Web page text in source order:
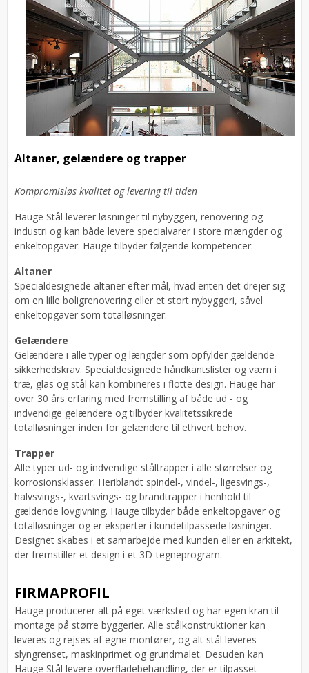
Altaner, gelændere og trapper
Kompromisløs kvalitet og levering til tiden
Hauge Stål leverer løsninger til nybyggeri, renovering og
industri og kan både levere specialvarer i store mængder og
enkeltopgaver. Hauge tilbyder følgende kompetencer:
Altaner
Specialdesignede altaner efter mål, hvad enten det drejer sig
om en lille boligrenovering eller et stort nybyggeri, såvel
enkeltopgaver som totalløsninger.
Gelændere
Gelændere i alle typer og længder som opfylder gældende
sikkerhedskrav. Specialdesignede håndkantslister og værn i
træ, glas og stål kan kombineres i flotte design. Hauge har
over 30 års erfaring med fremstilling af både ud - og
indvendige gelændere og tilbyder kvalitetssikrede
totalløsninger inden for gelændere til ethvert behov.
Trapper
Alle typer ud- og indvendige ståltrapper i alle størrelser og
korrosionsklasser. Heriblandt spindel-, vindel-, ligesvings-,
halvsvings-, kvartsvings- og brandtrapper i henhold til
gældende lovgivning. Hauge tilbyder både enkeltopgaver og
totalløsninger og er eksperter i kundetilpassede løsninger.
Designet skabes i et samarbejde med kunden eller en arkitekt,
der fremstiller et design i et 3D-tegneprogram.
FIRMAPROFIL
Hauge producerer alt på eget værksted og har egen kran til
montage på større byggerier. Alle stålkonstruktioner kan
leveres og rejses af egne montører, og alt stål leveres
slyngrenset, maskinprimet og grundmalet. Desuden kan
Hauge Stål levere overfladebehandling, der er tilpasset